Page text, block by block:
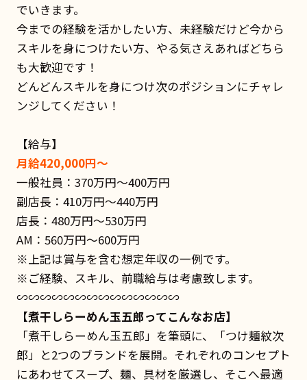
でいきます。
今までの経験を活かしたい方、未経験だけど今から
スキルを身につけたい方、やる気さえあればどちら
も大歓迎です！
どんどんスキルを身につけ次のポジションにチャレ
ンジしてください！
【給与】
月給420,000円～
一般社員：370万円〜400万円
副店長：410万円〜440万円
店長：480万円〜530万円
AM：560万円〜600万円
※上記は賞与を含む想定年収の一例です。
※ご経験、スキル、前職給与は考慮致します。
∽∽∽∽∽∽∽∽∽∽∽∽∽∽
【煮干しらーめん玉五郎ってこんなお店】
「煮干しらーめん玉五郎」を筆頭に、「つけ麺紋次
郎」と2つのブランドを展開。それぞれのコンセプト
にあわせてスープ、麺、具材を厳選し、そこへ最適